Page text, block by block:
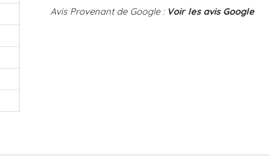
Avis Provenant de Google : Voir les avis Google